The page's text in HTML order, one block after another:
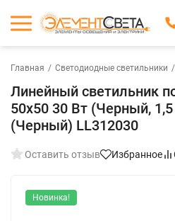
Главная / Светодиодные светильники /
Линейный светильник
50x50 30 Вт (Черный,
(Черный) LL312030
Оставить отзыв Избранное
Новинка!